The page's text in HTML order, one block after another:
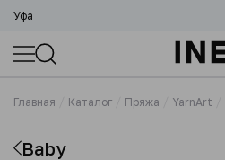
Уфа
Главная Каталог Пряжа YarnArt
Baby